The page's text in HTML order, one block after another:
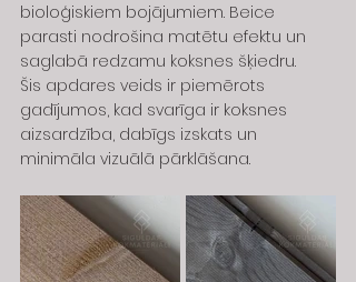
bioloģiskiem bojājumiem. Beice
parasti nodrošina matētu efektu un
saglabā redzamu koksnes šķiedru.
Šis apdares veids ir piemērots
gadījumos, kad svarīga ir koksnes
aizsardzība, dabīgs izskats un
minimāla vizuālā pārklāšana.